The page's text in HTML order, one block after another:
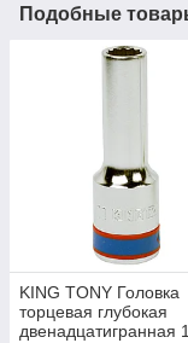
Подобные
KING TONY Головка
торцевая глубокая
двенадцатигранная